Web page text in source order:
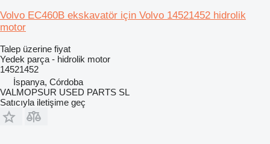
Volvo EC460B ekskavatör için Volvo 14521452 hidrolik
motor
Talep üzerine fiyat
Yedek parça - hidrolik motor
14521452
İspanya, Córdoba
VALMOPSUR USED PARTS SL
Satıcıyla iletişime geç